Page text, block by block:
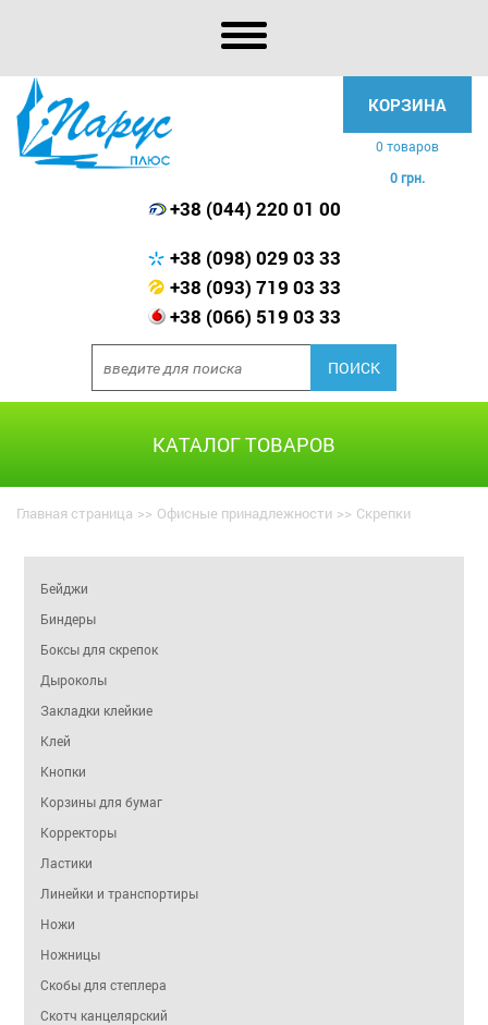
КОРЗИНА
0 товаров
0 грн.
+38 (044) 220 01 00
+38 (098) 029 03 33
+38 (093) 719 03 33
+38 (066) 519 03 33
КАТАЛОГ ТОВАРОВ
Главная страница >> Офисные принадлежности >> Скрепки
Бейджи
Биндеры
Боксы для скрепок
Дыроколы
Закладки клейкие
Клей
Кнопки
Корзины для бумаг
Корректоры
Ластики
Линейки и транспортиры
Ножи
Ножницы
Скобы для степлера
Скотч канцелярский